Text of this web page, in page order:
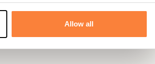
Allow all